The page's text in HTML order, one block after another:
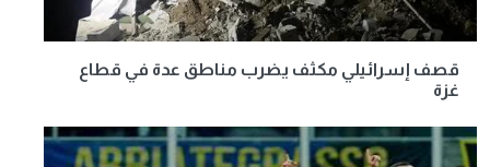
قصف إسرائيلي مكثف يضرب مناطق عدة في قطاع
غزة